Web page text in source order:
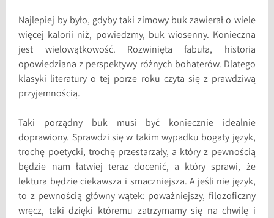
Najlepiej by było, gdyby taki zimowy buk zawierał o wiele
więcej kalorii niż, powiedzmy, buk wiosenny. Konieczna
jest wielowątkowość. Rozwinięta fabuła, historia
opowiedziana z perspektywy różnych bohaterów. Dlatego
klasyki literatury o tej porze roku czyta się z prawdziwą
przyjemnością.
Taki porządny buk musi być koniecznie idealnie
doprawiony. Sprawdzi się w takim wypadku bogaty język,
trochę poetycki, trochę przestarzały, a który z pewnością
będzie nam łatwiej teraz docenić, a który sprawi, że
lektura będzie ciekawsza i smaczniejsza. A jeśli nie język,
to z pewnością główny wątek: poważniejszy, filozoficzny
wręcz, taki dzięki któremu zatrzymamy się na chwilę i